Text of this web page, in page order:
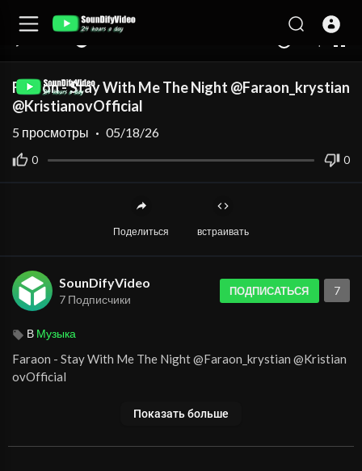
Faraon - Stay With Me The Night @Faraon_krystian
@KristianovOfficial
0 0
5 просмотры · 05/18/26
Поделиться встраивать
SounDifyVideo
7 Подписчики
ПОДПИСАТЬСЯ 7
В Музыка
⁣Faraon - Stay With Me The Night @Faraon_krystian @Kristian
ovOfficial
Показать больше